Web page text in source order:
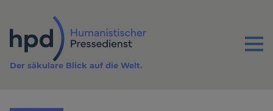
Inhalt
Menu
Der säkulare Blick auf die Welt.